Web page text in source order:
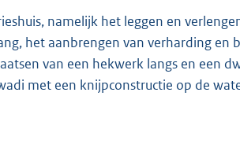
namelijk het leggen en
het aanbrengen van verharding en
van een hekwerk langs en een
met een knijpconstructie op de